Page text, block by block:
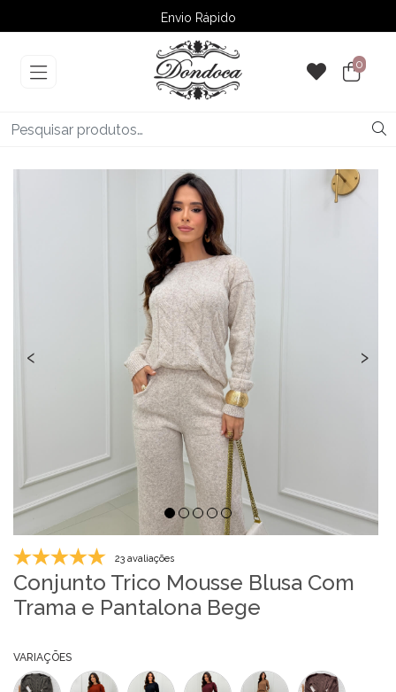
Envio Rápido
➚ Ofertas– Até 60% OFF
0
‹ ›
23 avaliações
Conjunto Trico Mousse Blusa Com
Trama e Pantalona Bege
VARIAÇÕES